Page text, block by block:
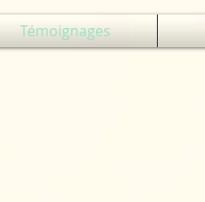
Témoignages